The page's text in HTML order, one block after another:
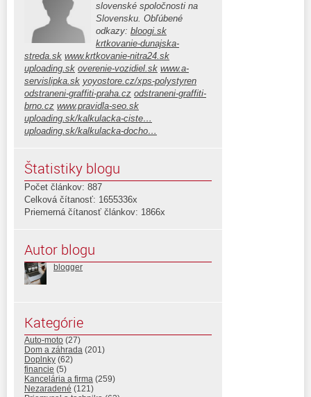
slovenské spoločnosti na
Slovensku. Obľúbené
odkazy: bloogi.sk
krtkovanie-dunajska-
streda.sk www.krtkovanie-nitra24.sk
uploading.sk overenie-vozidiel.sk www.a-
servislipka.sk yoyostore.cz/xps-polystyren
odstraneni-graffiti-praha.cz odstraneni-graffiti-
brno.cz www.pravidla-seo.sk
uploading.sk/kalkulacka-ciste…
uploading.sk/kalkulacka-docho…
Štatistiky blogu
Počet článkov: 887
Celková čítanosť: 1655336x
Priemerná čítanosť článkov: 1866x
Autor blogu
blogger
Kategórie
Auto-moto (27)
Dom a záhrada (201)
Doplnky (62)
financie (5)
Kancelária a firma (259)
Nezaradené (121)